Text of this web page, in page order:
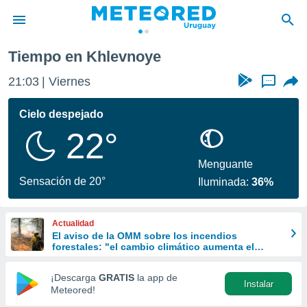
de
ha
calidad.
a este
las
y
forma
digital
basada
Tiempo en Khlevnoye
21:03 Viernes ...
Cielo despejado
22°
Sensación de 20°
Menguante
Iluminada:36%
Actualidad
El aviso de la OMM sobre los incendios
forestales: "el cambio climático aumenta el
¡Descarga GRATIS la app de
Meteored!
Instalar